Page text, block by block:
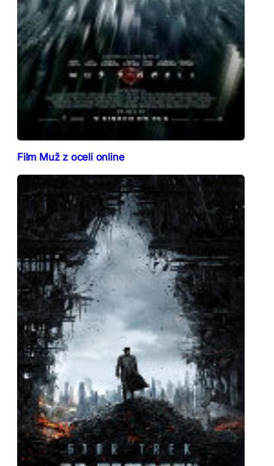
Film Muž z oceli online